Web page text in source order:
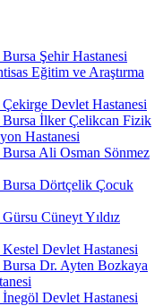
Şehir Hastanesi
Eğitim ve Araştırma
Çekirge Devlet Hastanesi
Bursa İlker Çelikcan Fizik
Hastanesi
Bursa Ali Osman Sönmez
Bursa Dörtçelik Çocuk
Cüneyt Yıldız
Kestel Devlet Hastanesi
Bursa Dr. Ayten Bozkaya
İnegöl Devlet Hastanesi